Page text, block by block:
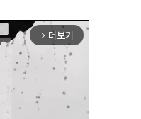
arrow_forward_ios 더보기